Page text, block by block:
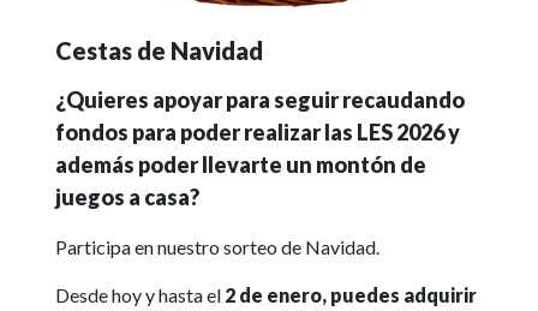
Cestas de Navidad
¿Quieres apoyar para seguir recaudando
fondos para poder realizar las LES 2026 y
además poder llevarte un montón de
juegos a casa?
Participa en nuestro sorteo de Navidad.
Desde hoy y hasta el 2 de enero, puedes adquirir